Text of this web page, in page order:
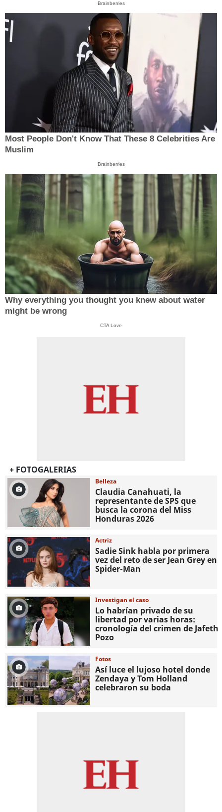
Brainberries
Most People Don't Know That These 8 Celebrities Are
Muslim
Brainberries
Why everything you thought you knew about water
might be wrong
CTA Love
+ FOTOGALERIAS
Belleza
Claudia Canahuati, la
representante de SPS que
busca la corona del Miss
Honduras 2026
Actriz
Sadie Sink habla por primera
vez del reto de ser Jean Grey en
Spider-Man
Investigan el caso
Lo habrían privado de su
libertad por varias horas:
cronología del crimen de Jafeth
Pozo
Fotos
Así luce el lujoso hotel donde
Zendaya y Tom Holland
celebraron su boda